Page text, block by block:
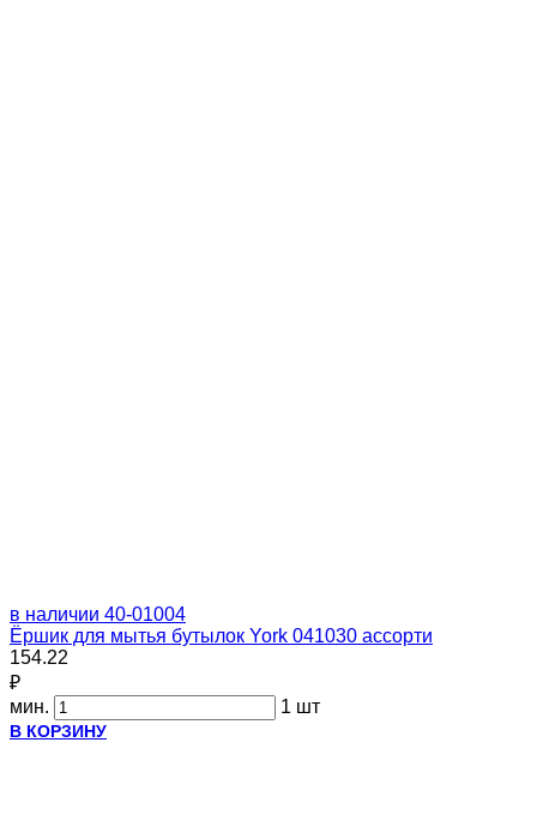
в наличии 40-01004
Ёршик для мытья бутылок York 041030 ассорти
154.22
₽
мин.
1 шт
В КОРЗИНУ